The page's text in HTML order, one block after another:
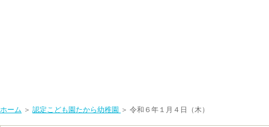
ホーム ＞ 認定こども園たから幼稚園 ＞ 令和６年１月４日（木）